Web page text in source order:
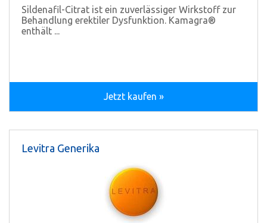
Sildenafil-Citrat ist ein zuverlässiger Wirkstoff zur
Behandlung erektiler Dysfunktion. Kamagra®
enthält ...
Jetzt kaufen »
Levitra Generika